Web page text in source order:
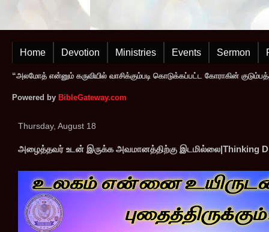
Home Devotion Ministries Events Sermon
“அலமோத் என்னும் கருவியில் வாசிக்கும்படி கொடுக்கப்பட்ட கோராகின்
Powered by BibleGateway.com
Thursday, August 18
அழைத்தவர் உடன் இருக்க அவமானத்திற்கு இடமில்லை|Thinking